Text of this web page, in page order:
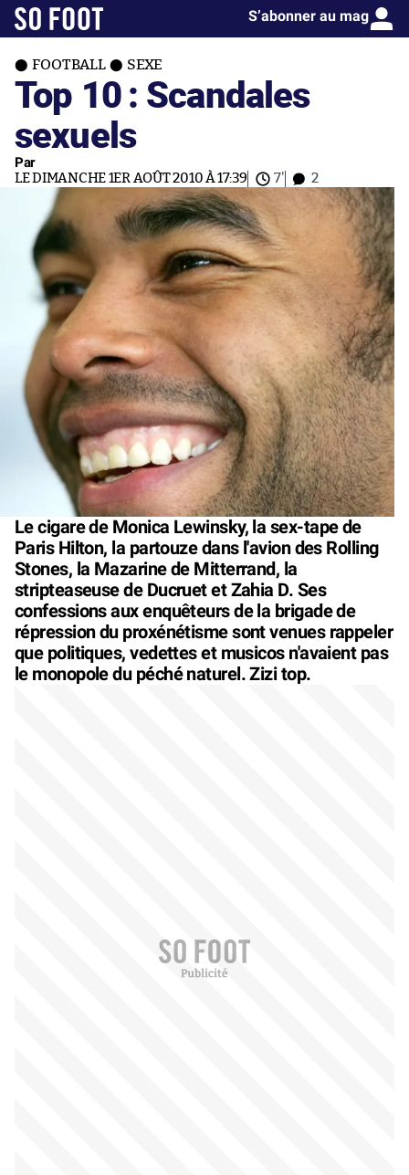
S’abonner au mag
FOOTBALL SEXE
Top 10 : Scandales
sexuels
Par
LE DIMANCHE 1ER AOÛT 2010 À 17:39 7' 2
Le cigare de Monica Lewinsky, la sex-tape de
Paris Hilton, la partouze dans l'avion des Rolling
Stones, la Mazarine de Mitterrand, la
stripteaseuse de Ducruet et Zahia D. Ses
confessions aux enquêteurs de la brigade de
répression du proxénétisme sont venues rappeler
que politiques, vedettes et musicos n'avaient pas
le monopole du péché naturel. Zizi top.